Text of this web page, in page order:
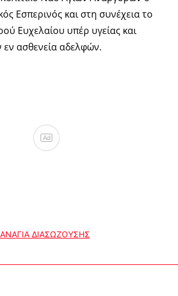
Εσπερινός και στη συνέχεια το
Ευχελαίου υπέρ υγείας και
ασθενεία αδελφών.
Ad
ΔΙΑΣΩΖΟΥΣΗΣ